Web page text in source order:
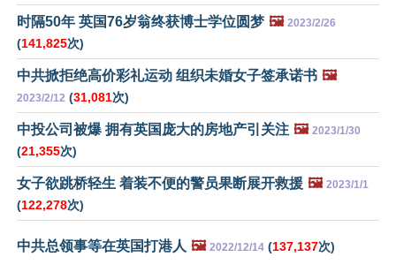
时隔50年 英国76岁翁终获博士学位圆梦 🖼️ 2023/2/26
(141,825次)
中共掀拒绝高价彩礼运动 组织未婚女子签承诺书 🖼️
2023/2/12 (31,081次)
中投公司被爆 拥有英国庞大的房地产引关注 🖼️ 2023/1/30
(21,355次)
女子欲跳桥轻生 着装不便的警员果断展开救援 🖼️ 2023/1/1
(122,278次)
中共总领事等在英国打港人 🖼️ 2022/12/14 (137,137次)